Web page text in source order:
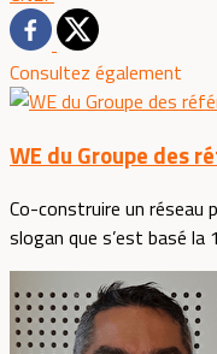
Consultez également
WE du Groupe des
Co-construire un réseau
slogan que s’est basé la